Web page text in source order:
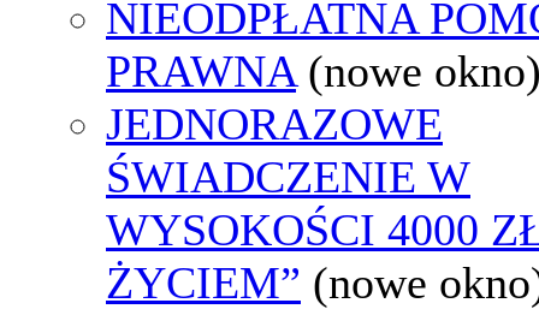
NIEODPŁATNA
PRAWNA (nowe
JEDNORAZOWE
ŚWIADCZENIE W
WYSOKOŚCI 4000
ŻYCIEM” (nowe